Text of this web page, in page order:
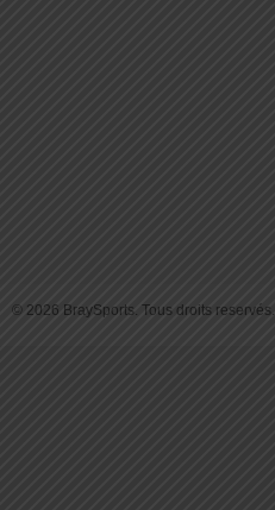
© 2026 BraySports. Tous droits reservés.